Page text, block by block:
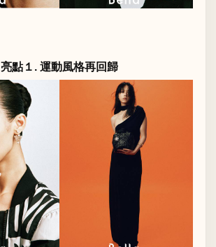
亮點１. 運動風格再回歸